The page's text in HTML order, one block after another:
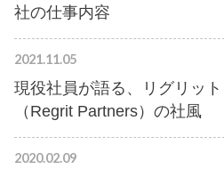
社の仕事内容
2021.11.05
現役社員が語る、リグリッ
（Regrit Partners）の社風
2020.02.09